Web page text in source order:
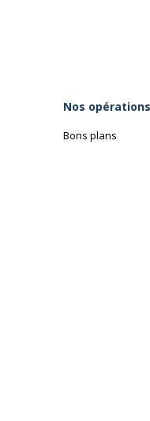
Données
Nos opérations
Bons plans